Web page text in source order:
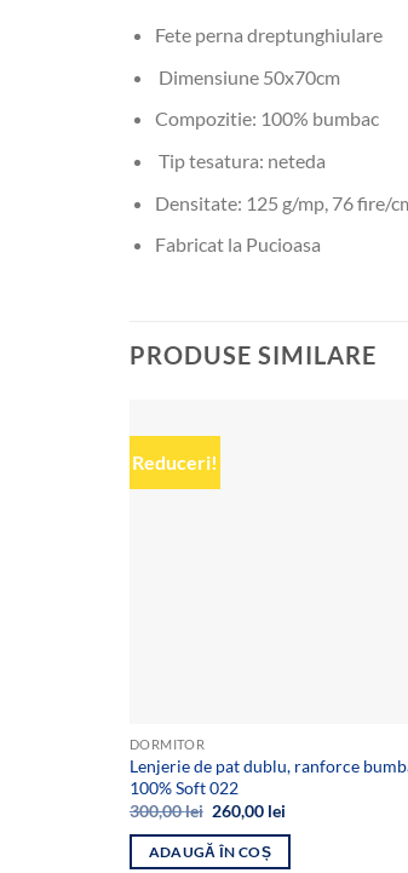
Fete perna dreptunghiulare
Dimensiune 50x70cm
Compozitie: 100% bumbac
Tip tesatura: neteda
Densitate: 125 g/mp, 76 fire/
Fabricat la Pucioasa
PRODUSE SIMILARE
Reduceri!
DORMITOR
Lenjerie de pat dublu, ranforce
100% Soft 022
300,00lei Prețul
inițial
a
fost:
260,00 lei
este:
ADAUGĂ ÎN COȘ